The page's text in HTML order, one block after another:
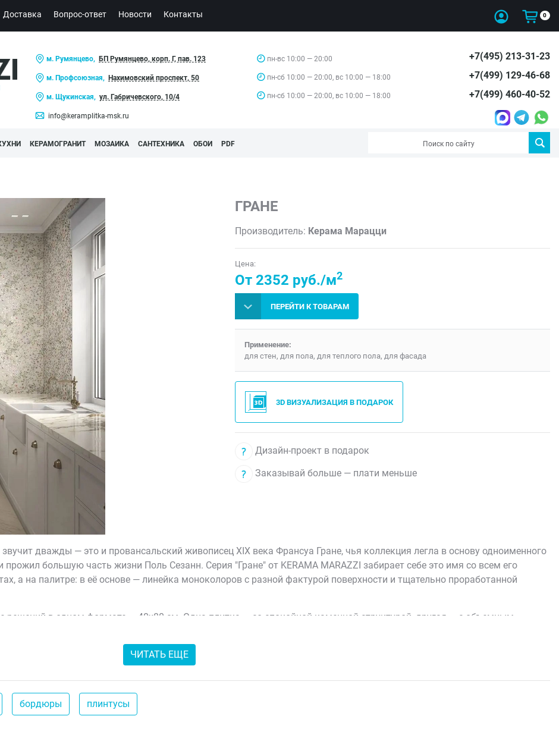
Доставка Вопрос-ответ Новости Контакты 0
м. Румянцево, БП Румянцево, корп. Г, пав. 123
м. Профсоюзная, Нахимовский проспект, 50
м. Щукинская, ул. Габричевского, 10/4
info@keramplitka-msk.ru
пн-вс 10:00 — 20:00
пн-сб 10:00 — 20:00, вс 10:00 — 18:00
пн-сб 10:00 — 20:00, вс 10:00 — 18:00
+7(495) 213-31-23
+7(499) 129-46-68
+7(499) 460-40-52
КЕРАМОГРАНИТ МОЗАИКА САНТЕХНИКА ОБОИ PDF
ГРАНЕ
Производитель: Керама Марацци
Цена:
От 2352 руб./м2
ПЕРЕЙТИ К ТОВАРАМ
Применение:
для стен, для пола, для теплого пола, для фасада
3D ВИЗУАЛИЗАЦИЯ В ПОДАРОК
Дизайн-проект в подарок
Заказывай больше — плати меньше
дважды — это и провансальский живописец XIX века Франсуа Гране, чья коллекция легла в основу одноименного
большую часть жизни Поль Сезанн. Серия "Гране" от KERAMA MARAZZI забирает себе это имя со всем его
а на палитре: в её основе — линейка моноколоров с разной фактурой поверхности и тщательно проработанной
решений в одном формате — 40x80 см. Одна плитка — со спокойной каменной структурой, другая — с объемным
деревом "Монпелье". Особое место занимает цветочный декор: на него нанесен специальный состав, и под разным
— легкое мерцание, которое не позволяет узору выглядеть статично и сохраняет его свежесть со временем.
ЧИТАТЬ ЕЩЕ
бордюры плинтусы